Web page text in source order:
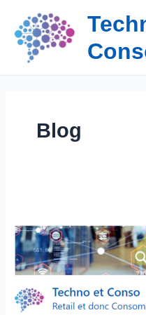
contenu
Blog